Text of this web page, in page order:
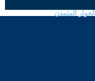
المتمدن